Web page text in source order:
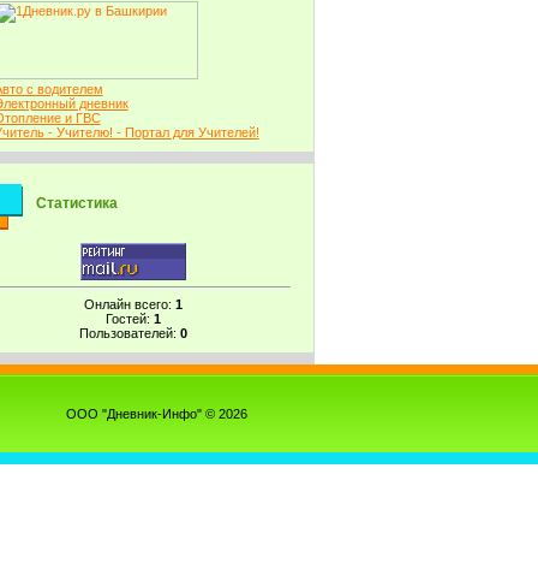
с водителем
дневник
и ГВС
- Учителю! - Портал для Учителей!
Статистика
Онлайн всего: 1
Гостей: 1
Пользователей: 0
ООО "Дневник-Инфо" © 2026